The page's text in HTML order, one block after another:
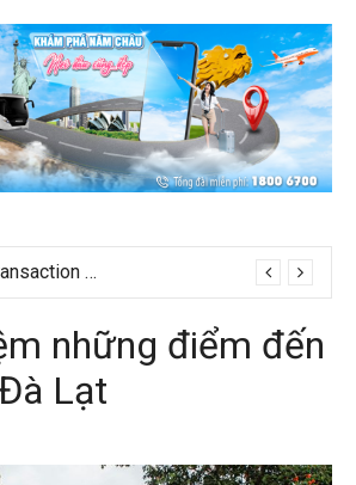
những điểm đến
Lạt